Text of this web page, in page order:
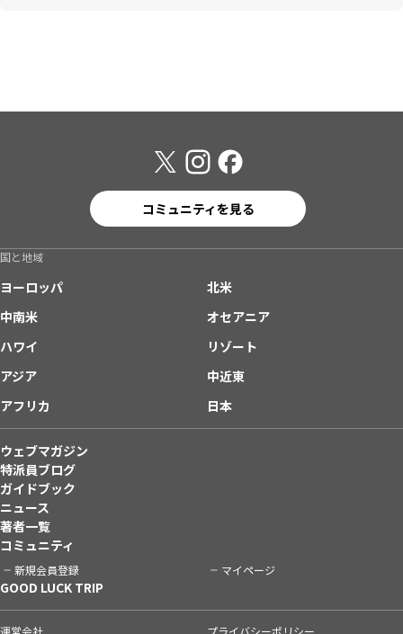
コミュニティを見る
国と地域
ヨーロッパ
北米
中南米
オセアニア
ハワイ
リゾート
アジア
中近東
アフリカ
日本
ウェブマガジン
特派員ブログ
ガイドブック
ニュース
著者一覧
コミュニティ
新規会員登録 マイページ
GOOD LUCK TRIP
運営会社 プライバシーポリシー